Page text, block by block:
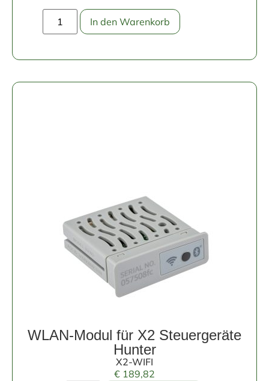
In den Warenkorb
WLAN-Modul für X2 Steuergeräte
Hunter
X2-WIFI
€ 189,82